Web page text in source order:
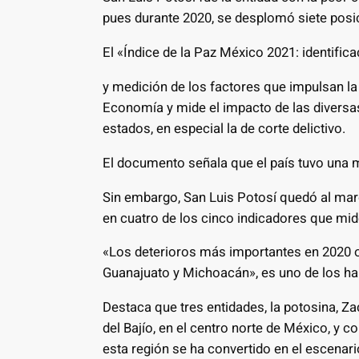
pues durante 2020, se desplomó siete
El «Índice de la Paz México 2021:
y medición de los factores que impulsan
Economía y mide el impacto de las
estados, en especial la de corte delictivo.
El documento señala que el país tuvo una
Sin embargo, San Luis Potosí quedó al
en cuatro de los cinco indicadores que
«Los deterioros más importantes en 2020
Guanajuato y Michoacán», es uno de los
Destaca que tres entidades, la potosina,
del Bajío, en el centro norte de México, y
esta región se ha convertido en el